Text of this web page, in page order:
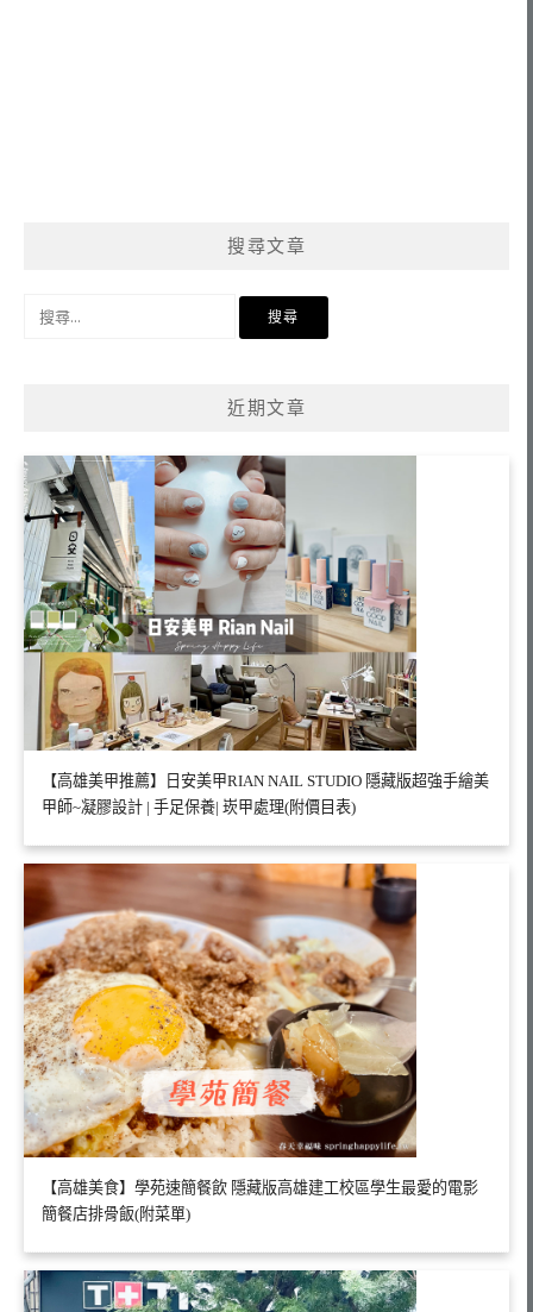
搜尋文章
近期文章
【高雄美甲推薦】日安美甲RIAN NAIL STUDIO 隱藏版超強手繪美
甲師~凝膠設計 | 手足保養| 崁甲處理(附價目表)
【高雄美食】學苑速簡餐飲 隱藏版高雄建工校區學生最愛的電影
簡餐店排骨飯(附菜單)